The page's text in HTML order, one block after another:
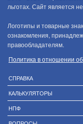
льготах. Сайт является
Логотипы и товарные
ознакомления,
правообладателям.
Политика в отношении
СПРАВКА
КАЛЬКУЛЯТОРЫ
НПФ